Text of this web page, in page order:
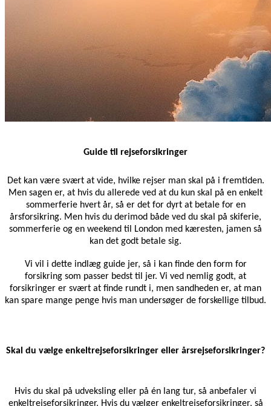
Guide til rejseforsikringer
Det kan være svært at vide, hvilke rejser man skal på i fremtiden.
Men sagen er, at hvis du allerede ved at du kun skal på en enkelt
sommerferie hvert år, så er det for dyrt at betale for en
årsforsikring. Men hvis du derimod både ved du skal på skiferie,
sommerferie og en weekend til London med kæresten, jamen så
kan det godt betale sig.
Vi vil i dette indlæg guide jer, så i kan finde den form for
forsikring som passer bedst til jer. Vi ved nemlig godt, at
forsikringer er svært at finde rundt i, men sandheden er, at man
kan spare mange penge hvis man undersøger de forskellige tilbud.
Skal du vælge enkeltrejseforsikringer eller årsrejseforsikringer?
Hvis du skal på udveksling eller på én lang tur, så anbefaler vi
enkeltrejseforsikringer. Hvis du vælger enkeltrejseforsikringer, så